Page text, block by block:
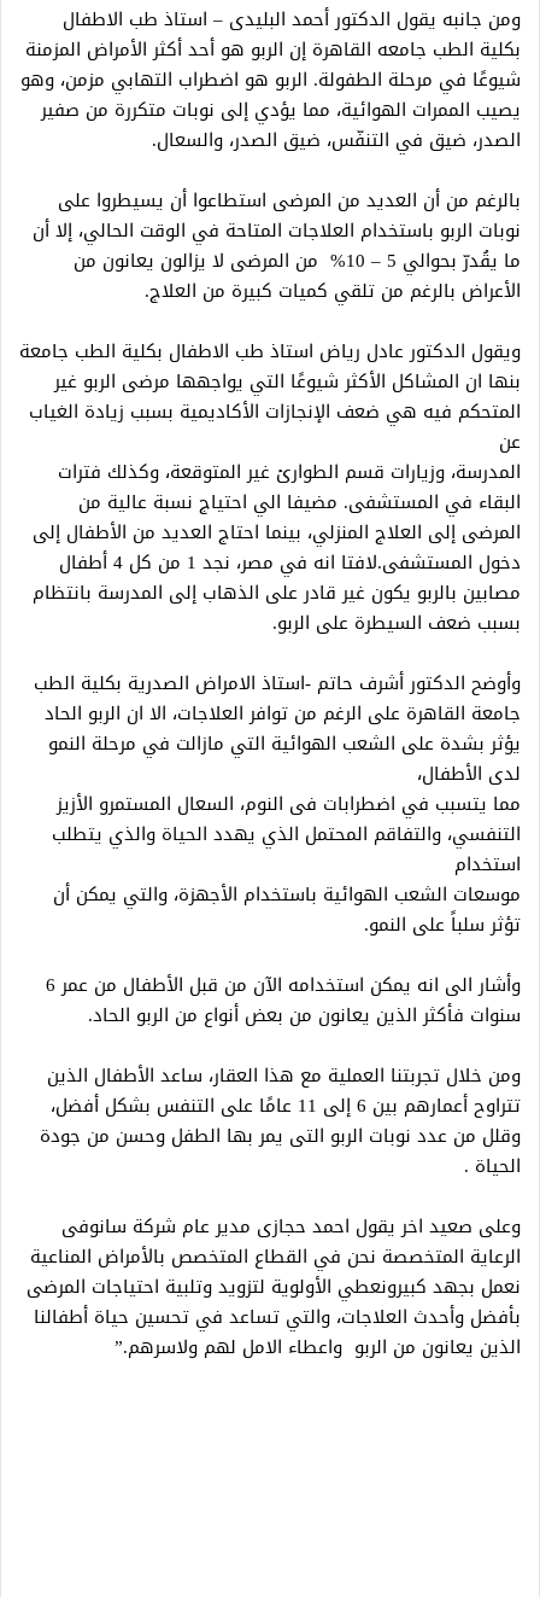
ومن جانبه يقول الدكتور أحمد البليدى – استاذ طب الاطفال
بكلية الطب جامعه القاهرة إن الربو ھو أحد أكثر الأمراض المزمنة
شیوعًا في مرحلة الطفولة. الربو ھو اضطراب التھابي مزمن، وھو
یصیب الممرات الھوائیة، مما یؤدي إلى نوبات متكررة من صفیر
الصدر، ضیق في التنفّس، ضیق الصدر، والسعال.
بالرغم من أن العدید من المرضى استطاعوا أن یسیطروا على
نوبات الربو باستخدام العلاجات المتاحة في الوقت الحالي، إلا أن
ما یقُدرّ بحوالي 5 – 10% من المرضى لا یزالون یعانون من
الأعراض بالرغم من تلقي كمیات كبیرة من العلاج.
ويقول الدكتور عادل رياض استاذ طب الاطفال بكلية الطب جامعة
بنها ان المشاكل الأكثر شیوعًا التي یواجھھا مرضى الربو غیر
المتحكم فیه ھي ضعف الإنجازات الأكادیمیة بسبب زیادة الغیاب
عن
المدرسة، وزیارات قسم الطوارئ غیر المتوقعة، وكذلك فترات
البقاء في المستشفى. مضيفا الي احتياج نسبة عالیة من
المرضى إلى العلاج المنزلي، بینما احتاج العدید من الأطفال إلى
دخول المستشفى.لافتا انه في مصر، نجد 1 من كل 4 أطفال
مصابین بالربو یكون غیر قادر على الذھاب إلى المدرسة بانتظام
بسبب ضعف السیطرة على الربو.
وأوضح الدكتور أشرف حاتم -استاذ الامراض الصدرية بكلية الطب
جامعة القاهرة على الرغم من توافر العلاجات، الا ان الربو الحاد
یؤثر بشدة على الشعب الھوائیة التي مازالت في مرحلة النمو
لدى الأطفال،
مما یتسبب في اضطرابات فى النوم، السعال المستمرو الأزیز
التنفسي، والتفاقم المحتمل الذي یھدد الحیاة والذي یتطلب
استخدام
موسعات الشعب الھوائیة باستخدام الأجھزة، والتي یمكن أن
تؤثر سلباً على النمو.
وأشار الى انه یمكن استخدامه الآن من قبل الأطفال من عمر 6
سنوات فأكثر الذین یعانون من بعض أنواع من الربو الحاد.
ومن خلال تجربتنا العملیة مع ھذا العقار، ساعد الأطفال الذین
تتراوح أعمارھم بین 6 إلى 11 عامًا على التنفس بشكل أفضل،
وقلل من عدد نوبات الربو التى یمر بھا الطفل وحسن من جودة
الحیاة .
وعلى صعيد اخر يقول احمد حجازى مدير عام شركة سانوفى
الرعاية المتخصصة نحن في القطاع المتخصص بالأمراض المناعية
نعمل بجهد كبيرونعطي الأولوية لتزويد وتلبية احتياجات المرضى
بأفضل وأحدث العلاجات، والتي تساعد في تحسين حياة أطفالنا
الذين يعانون من الربو واعطاء الامل لهم ولاسرهم.”